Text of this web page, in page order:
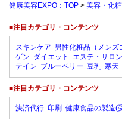
健康美容EXPO：TOP > 美容・化
■注目カテゴリ・コンテンツ
スキンケア 男性化粧品（メンズ
ゲン ダイエット エステ・サロ
テイン ブルーベリー 豆乳 寒天
■注目カテゴリ・コンテンツ
決済代行 印刷 健康食品の製造(